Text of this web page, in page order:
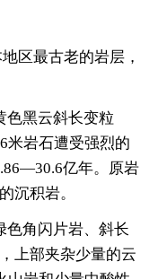
区最古老的岩层，
色黑云斜长变粒
米岩石遭受强烈的
亿年。原岩
沉积岩。
色角闪片岩、斜长
上部夹杂少量的云